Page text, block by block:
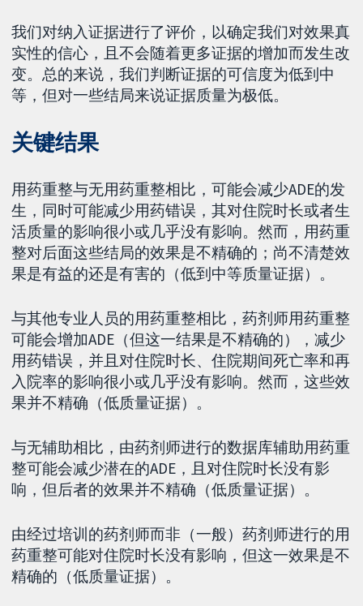
我们对纳入证据进行了评价，以确定我们对效果真
实性的信心，且不会随着更多证据的增加而发生改
变。总的来说，我们判断证据的可信度为低到中
等，但对一些结局来说证据质量为极低。
关键结果
用药重整与无用药重整相比，可能会减少ADE的发
生，同时可能减少用药错误，其对住院时长或者生
活质量的影响很小或几乎没有影响。然而，用药重
整对后面这些结局的效果是不精确的；尚不清楚效
果是有益的还是有害的（低到中等质量证据）。
与其他专业人员的用药重整相比，药剂师用药重整
可能会增加ADE（但这一结果是不精确的），减少
用药错误，并且对住院时长、住院期间死亡率和再
入院率的影响很小或几乎没有影响。然而，这些效
果并不精确（低质量证据）。
与无辅助相比，由药剂师进行的数据库辅助用药重
整可能会减少潜在的ADE，且对住院时长没有影
响，但后者的效果并不精确（低质量证据）。
由经过培训的药剂师而非（一般）药剂师进行的用
药重整可能对住院时长没有影响，但这一效果是不
精确的（低质量证据）。